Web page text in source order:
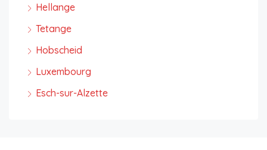
Hellange
Tetange
Hobscheid
Luxembourg
Esch-sur-Alzette